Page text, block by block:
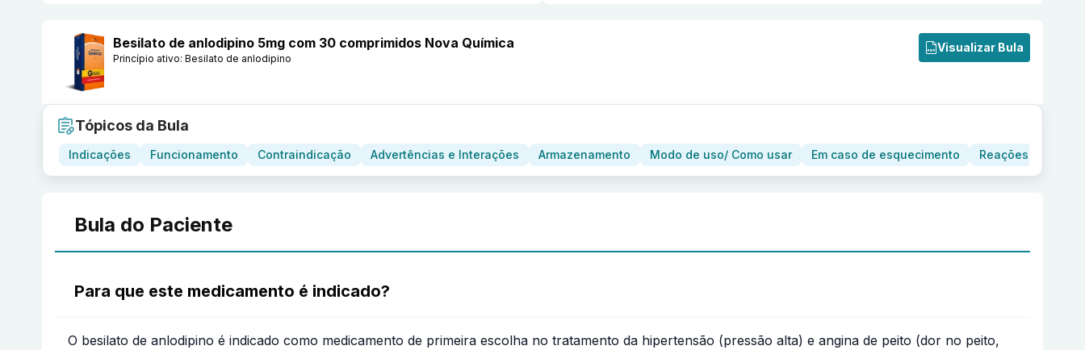
Besilato de anlodipino 5mg com 30 comprimidos Nova Química
Princípio ativo: Besilato de anlodipino
Visualizar Bula
Tópicos da Bula
Indicações Funcionamento Contraindicação Advertências e Interações Armazenamento Modo de uso/ Como usar Em caso de esquecimento Reações adversas
Bula do Paciente
Para que este medicamento é indicado?
O besilato de anlodipino é indicado como medicamento de primeira escolha no tratamento da hipertensão (pressão alta) e angina de peito (dor no peito,